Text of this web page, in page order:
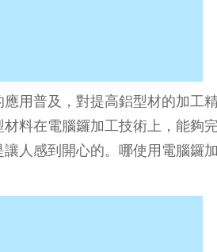
用普及，對提高鋁型材的加工
料在電腦鑼加工技術上，能夠
人感到開心的。哪使用電腦鑼